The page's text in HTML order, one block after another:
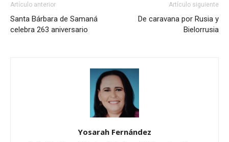
Artículo anterior
Santa Bárbara de Samaná
celebra 263 aniversario
Artículo siguiente
De caravana por Rusia y
Bielorrusia
Yosarah Fernández